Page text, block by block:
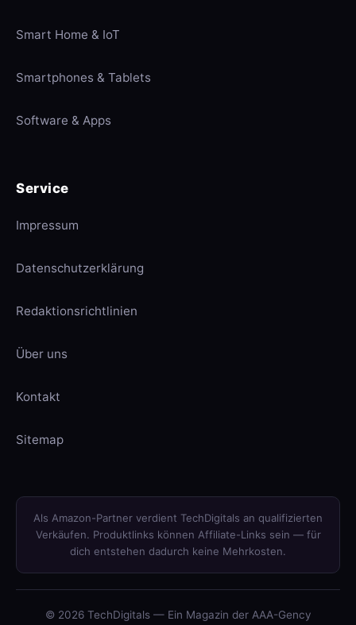
Smart Home & IoT
Smartphones & Tablets
Software & Apps
Service
Impressum
Datenschutzerklärung
Redaktionsrichtlinien
Über uns
Kontakt
Sitemap
Als Amazon-Partner verdient TechDigitals an qualifizierten
Verkäufen. Produktlinks können Affiliate-Links sein — für
dich entstehen dadurch keine Mehrkosten.
© 2026 TechDigitals — Ein Magazin der AAA-Gency